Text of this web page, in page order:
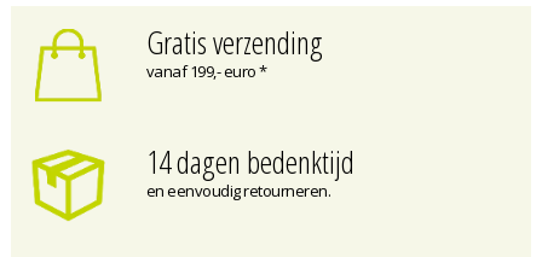
Gratis verzending
vanaf 199,- euro *
14 dagen bedenktijd
en eenvoudig retourneren.